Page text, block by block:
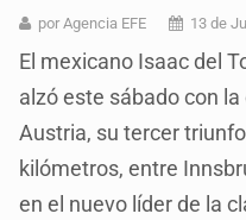
por Agencia EFE 13 de
El mexicano Isaac del
alzó este sábado con
Austria, su tercer
kilómetros, entre
en el nuevo líder de la